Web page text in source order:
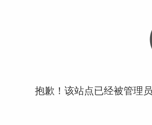
抱歉！该站点已经被管理